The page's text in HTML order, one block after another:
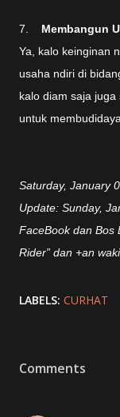
7. Membangun
Ya, kalo keinginan
usaha ndiri di
kalo diam saja
untuk
Saturday, January
Update: Sunday,
FaceBook dan Bos
Rider” dan +an
LABELS: CURHAT
Comments